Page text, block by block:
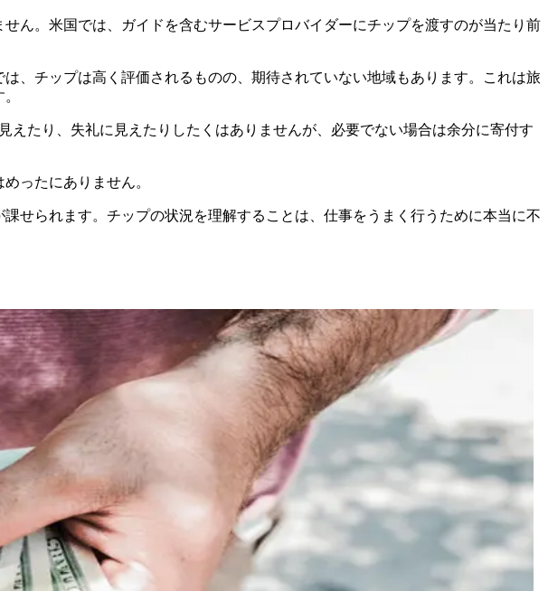
ん。米国では、ガイドを含むサービスプロバイダーにチップを渡すのが当たり前
、チップは高く評価されるものの、期待されていない地域もあります。これは旅
たり、失礼に見えたりしたくはありませんが、必要でない場合は余分に寄付す
ったにありません。
せられます。チップの状況を理解することは、仕事をうまく行うために本当に不